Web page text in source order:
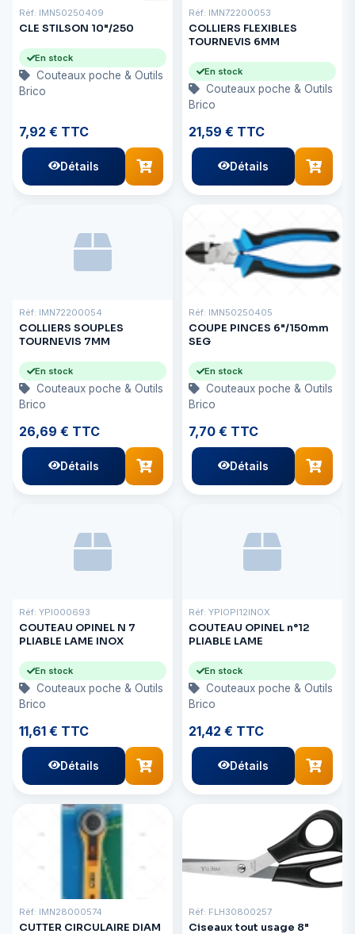
Réf: IMN50250409
CLE STILSON 10"/250
En stock
Couteaux poche & Outils
Brico
7,92 € TTC
Détails
Réf: IMN72200053
COLLIERS FLEXIBLES
TOURNEVIS 6MM
En stock
Couteaux poche & Outils
Brico
21,59 € TTC
Détails
Réf: IMN72200054
COLLIERS SOUPLES
TOURNEVIS 7MM
En stock
Couteaux poche & Outils
Brico
26,69 € TTC
Détails
Réf: IMN50250405
COUPE PINCES 6"/150mm
SEG
En stock
Couteaux poche & Outils
Brico
7,70 € TTC
Détails
Réf: YPI000693
COUTEAU OPINEL N 7
PLIABLE LAME INOX
En stock
Couteaux poche & Outils
Brico
11,61 € TTC
Détails
Réf: YPIOPI12INOX
COUTEAU OPINEL n°12
PLIABLE LAME
En stock
Couteaux poche & Outils
Brico
21,42 € TTC
Détails
Réf: IMN28000574
CUTTER CIRCULAIRE DIAM
Réf: FLH30800257
Ciseaux tout usage 8"